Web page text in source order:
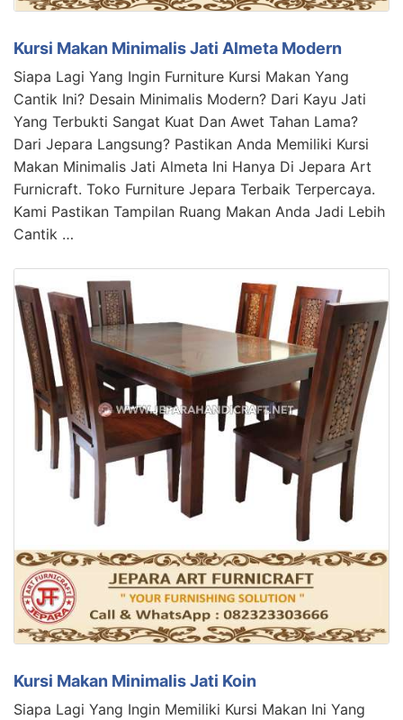
Kursi Makan Minimalis Jati Almeta Modern
Siapa Lagi Yang Ingin Furniture Kursi Makan Yang
Cantik Ini? Desain Minimalis Modern? Dari Kayu Jati
Yang Terbukti Sangat Kuat Dan Awet Tahan Lama?
Dari Jepara Langsung? Pastikan Anda Memiliki Kursi
Makan Minimalis Jati Almeta Ini Hanya Di Jepara Art
Furnicraft. Toko Furniture Jepara Terbaik Terpercaya.
Kami Pastikan Tampilan Ruang Makan Anda Jadi Lebih
Cantik …
Kursi Makan Minimalis Jati Koin
Siapa Lagi Yang Ingin Memiliki Kursi Makan Ini Yang